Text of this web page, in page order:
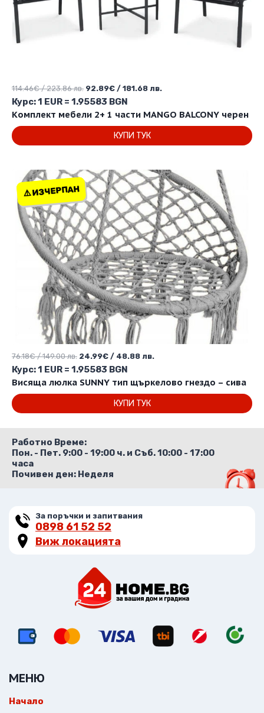
Комплект мебели 2+ 1 части MANGO BALCONY черен
114.46€/ 223.86 лв. Original
price
was:
223.86 лв..
92.89€ / 181.68 лв.Текущата
е:
181.68 лв..
Курс: 1 EUR = 1.95583 BGN
КУПИ ТУК
⚠️ ИЗЧЕРПАН
⚠️ ИЗЧЕРПАН
Висяща люлка SUNNY тип щъркелово гнездо – сива
76.18€/ 149.00 лв. Original
price
was:
149.00 лв..
24.99€ / 48.88 лв.
е:
48.88 лв..
Курс: 1 EUR = 1.95583 BGN
КУПИ ТУК
Работно Време:
Пон. - Пет. 9:00 - 19:00 ч. и Съб. 10:00 - 17:00
часа
Почивен ден: Неделя
За поръчки и запитвания
0898 61 52 52
Виж локацията
МЕНЮ
Начало